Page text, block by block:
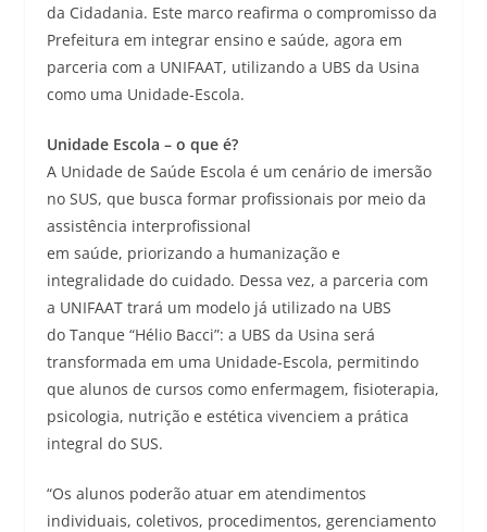
da Cidadania. Este marco reafirma o compromisso da
Prefeitura em integrar ensino e saúde, agora em
parceria com a UNIFAAT, utilizando a UBS da Usina
como uma Unidade-Escola.
Unidade Escola – o que é?
A Unidade de Saúde Escola é um cenário de imersão
no SUS, que busca formar profissionais por meio da
assistência interprofissional
em saúde, priorizando a humanização e
integralidade do cuidado. Dessa vez, a parceria com
a UNIFAAT trará um modelo já utilizado na UBS
do Tanque “Hélio Bacci”: a UBS da Usina será
transformada em uma Unidade-Escola, permitindo
que alunos de cursos como enfermagem, fisioterapia,
psicologia, nutrição e estética vivenciem a prática
integral do SUS.
“Os alunos poderão atuar em atendimentos
individuais, coletivos, procedimentos, gerenciamento